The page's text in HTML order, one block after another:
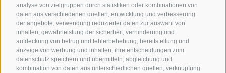
analyse von zielgruppen durch statistiken oder kombinationen von
daten aus verschiedenen quellen, entwicklung und verbesserung
der angebote, verwendung reduzierter daten zur auswahl von
inhalten, gewährleistung der sicherheit, verhinderung und
aufdeckung von betrug und fehlerbehebung, bereitstellung und
anzeige von werbung und inhalten, ihre entscheidungen zum
datenschutz speichern und übermitteln, abgleichung und
kombination von daten aus unterschiedlichen quellen, verknüpfung